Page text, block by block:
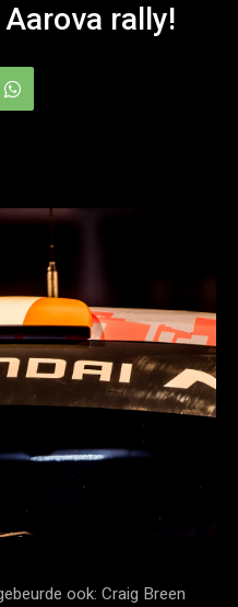
rally!
ook: Craig Breen